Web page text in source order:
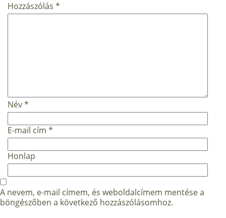
Hozzászólás *
Név*
E-mail cím *
Honlap
A nevem, e-mail címem, és weboldalcímem mentése a
böngészőben a következő hozzászólásomhoz.